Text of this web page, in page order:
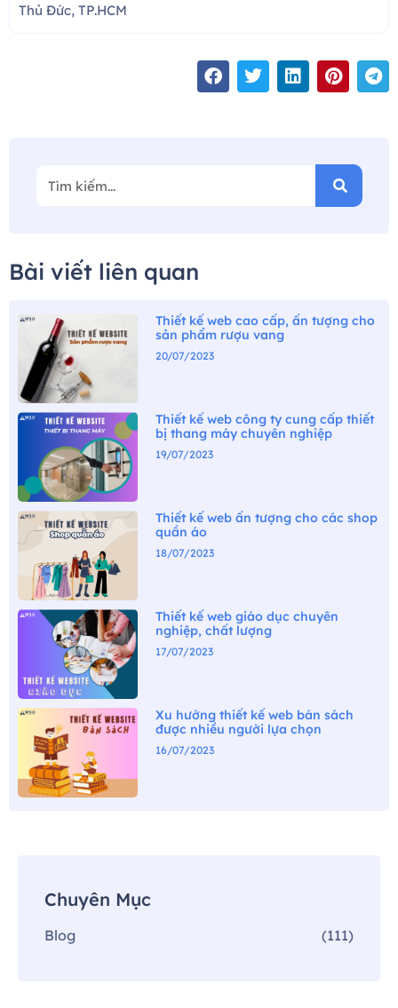
Thủ Đức, TP.HCM
Bài viết liên quan
Thiết kế web cao cấp, ấn tượng cho
sản phẩm rượu vang
20/07/2023
Thiết kế web công ty cung cấp thiết
bị thang máy chuyên nghiệp
19/07/2023
Thiết kế web ấn tượng cho các shop
quần áo
18/07/2023
Thiết kế web giáo dục chuyên
nghiệp, chất lượng
17/07/2023
Xu hướng thiết kế web bán sách
được nhiều người lựa chọn
16/07/2023
Chuyên Mục
Blog (111)